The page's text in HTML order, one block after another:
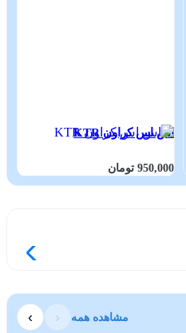
اس اس کراون KTR
950,000 تومان
مشاهده همه ‹
›